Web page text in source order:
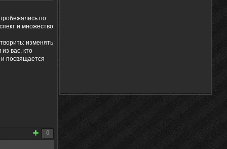
по
и множество
изменять
вас, кто
посвящается
0